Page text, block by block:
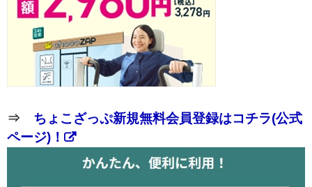
⇒ ちょこざっぷ新規無料会員登録はコチラ(公式
ページ)！